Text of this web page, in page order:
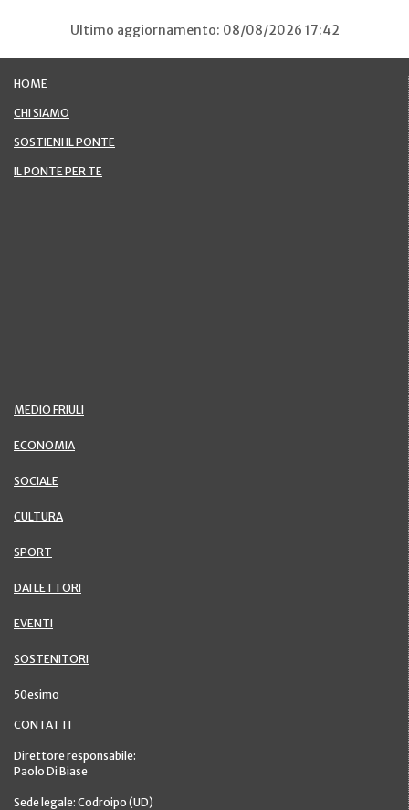
Ultimo aggiornamento: 08/08/2026 17:42
HOME
CHI SIAMO
SOSTIENI IL PONTE
IL PONTE PER TE
MEDIO FRIULI
ECONOMIA
SOCIALE
CULTURA
SPORT
DAI LETTORI
EVENTI
SOSTENITORI
50esimo
CONTATTI
Direttore responsabile:
Paolo Di Biase
Sede legale: Codroipo (UD)